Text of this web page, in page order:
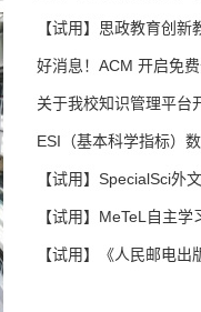
【试用】思政教育创新
好消息！ACM 开启免
关于我校知识管理平台
ESI（基本科学指标）
【试用】SpecialSci外
【试用】MeTeL自主
【试用】《人民邮电